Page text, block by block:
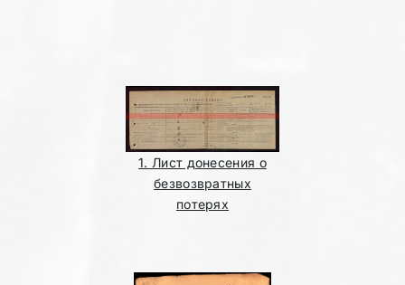
1. Лист донесения о
безвозвратных
потерях